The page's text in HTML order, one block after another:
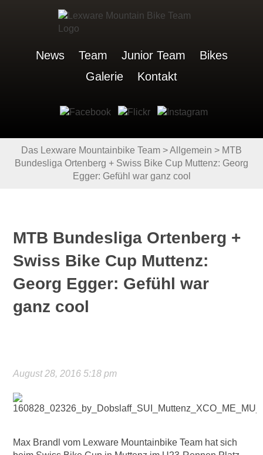
News Team Junior Team
Bikes
Galerie
Kontakt
Das Lexware Mountainbike Team >Allgemein > MTB
Bundesliga Ortenberg + Swiss Bike Cup Muttenz: Georg
Egger: Gefühl war ganz cool
MTB Bundesliga Ortenberg +
Swiss Bike Cup Muttenz:
Georg Egger: Gefühl war
ganz cool
August 28, 2016 5:18 pm
Max Brandl vom Lexware Mountainbike Team hat sich